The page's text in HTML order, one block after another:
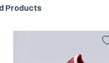
Products